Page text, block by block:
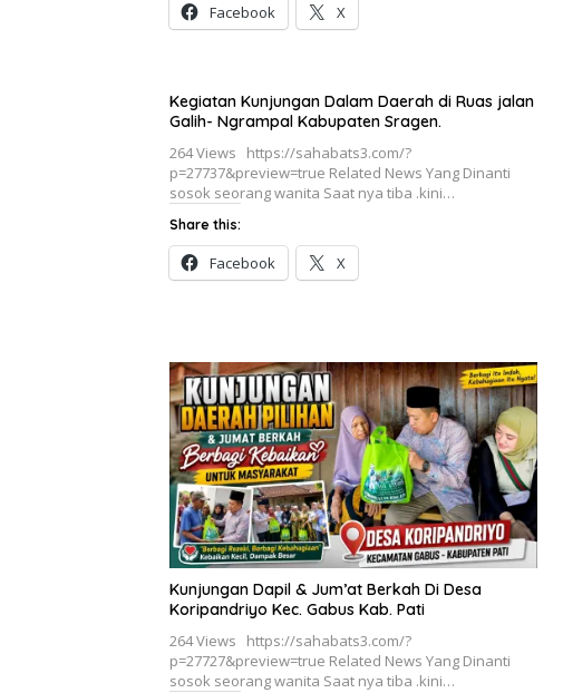
Facebook X
Kegiatan Kunjungan Dalam Daerah di Ruas jalan
Galih- Ngrampal Kabupaten Sragen.
264 Views https://sahabats3.com/?
p=27737&preview=true Related News Yang Dinanti
sosok seorang wanita Saat nya tiba .kini…
Share this:
Facebook X
Kunjungan Dapil & Jum’at Berkah Di Desa
Koripandriyo Kec. Gabus Kab. Pati
264 Views https://sahabats3.com/?
p=27727&preview=true Related News Yang Dinanti
sosok seorang wanita Saat nya tiba .kini…